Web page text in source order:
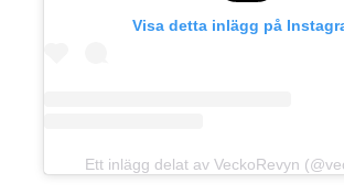
Visa detta inlägg på
Ett inlägg delat av VeckoRevyn